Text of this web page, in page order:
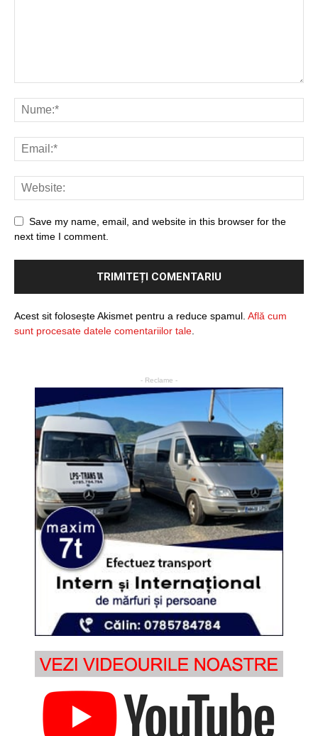
Save my name, email, and website in this browser for the
next time I comment.
Acest sit folosește Akismet pentru a reduce spamul. Află cum
sunt procesate datele comentariilor tale.
- Reclame -